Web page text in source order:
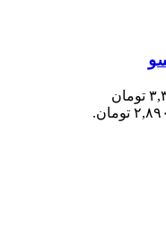
قیمت اصلی: ۳,۳۵۰,۰۰۰ تومان